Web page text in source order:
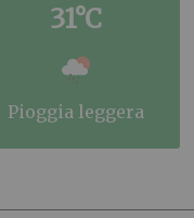
31°C
pioggia leggera